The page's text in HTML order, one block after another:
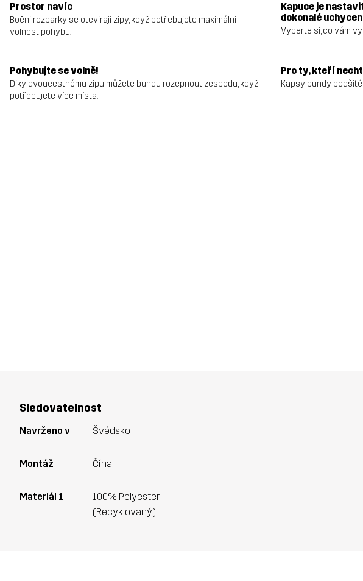
Prostor navíc
Boční rozparky se otevírají zipy, když potřebujete maximální
volnost pohybu.
Kapuce je
dokonalé
Vyberte si, co vám
Pohybujte se volně!
Díky dvoucestnému zipu můžete bundu rozepnout zespodu, když
potřebujete více místa.
Pro ty, kteří
Kapsy bundy
Sledovatelnost
Navrženo v Švédsko
Montáž Čína
Materiál 1
100% Polyester
(Recyklovaný)